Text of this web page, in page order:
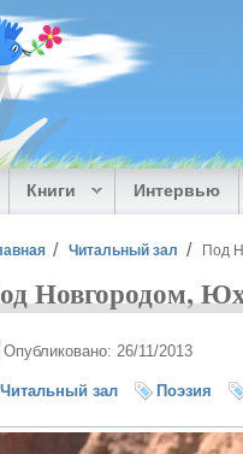
Книги Интервью
здесьЧитальный зал Под
Новгородом,
Опубликовано: 26/11/2013
Читальный зал Поэзия